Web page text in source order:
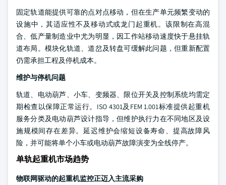
固定轨道能提供可靠的点对点移动，但在生产单元频繁变动的
设施中，其适应性不及移动式或龙门起重机。该限制在高混
合、低产量制造业中尤为明显，因工作站移动速度快于悬挂轨
道布局。模块化轨道、道岔及转盘可缓解此问题，但重新配置
仍需承担工程及停机成本。
维护与停机问题
轨道、电动葫芦、小车、变频器、限位开关及控制系统均需定
期检查以保障正常运行。ISO 4301及FEM 1.001标准提供起重机
服务分类及电动葫芦设计指导，但维护执行力在不同地区及设
施规模间存在差异。延迟维护会缩短设备寿命、提高故障风
险，并可能将单个小车或电动葫芦故障演变为全线停产。
单轨起重机市场趋势
物联网驱动的起重机监控正迈入主流采购